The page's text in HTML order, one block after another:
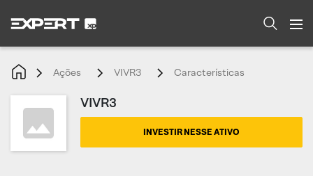
Ações VIVR3 Características
VIVR3
INVESTIR NESSE ATIVO